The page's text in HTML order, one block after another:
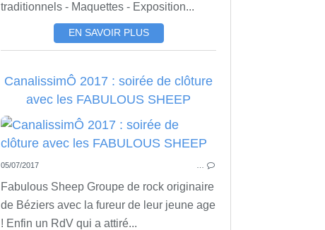
traditionnels - Maquettes - Exposition...
EN SAVOIR PLUS
CanalissimÔ 2017 : soirée de clôture
avec les FABULOUS SHEEP
05/07/2017
Fabulous Sheep Groupe de rock originaire
de Béziers avec la fureur de leur jeune age
! Enfin un RdV qui a attiré...